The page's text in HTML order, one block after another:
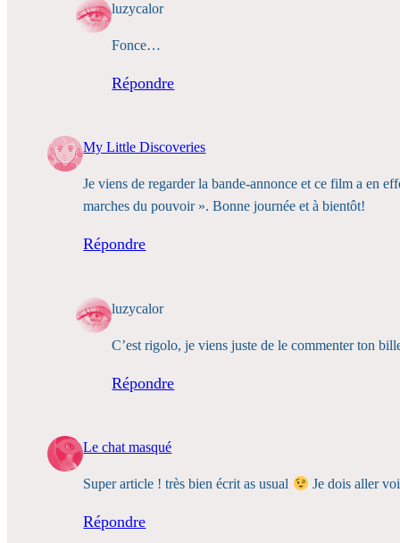
luzycalor
Fonce…
Répondre
My Little Discoveries
Je viens de regarder la bande-annonce et ce film a en
marches du pouvoir ». Bonne journée et à bientôt!
Répondre
luzycalor
C’est rigolo, je viens juste de le commenter ton
Répondre
Le chat masqué
Super article ! très bien écrit as usual Je dois aller
Répondre